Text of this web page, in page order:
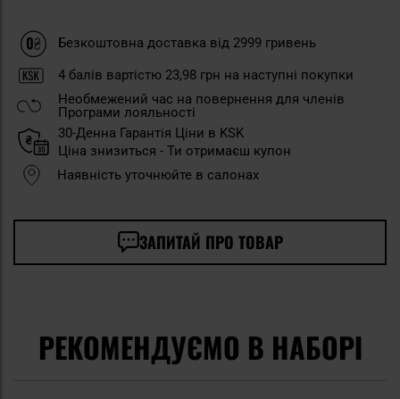
Безкоштовна доставка від 2999 гривень
4 балів вартістю 23,98 грн на наступні покупки
Необмежений час на повернення для членів
Програми лояльності
30-Денна Гарантія Ціни в KSK
Ціна знизиться - Ти отримаєш купон
Наявність уточнюйте в салонах
ЗАПИТАЙ ПРО ТОВАР
РЕКОМЕНДУЄМО В НАБОРІ